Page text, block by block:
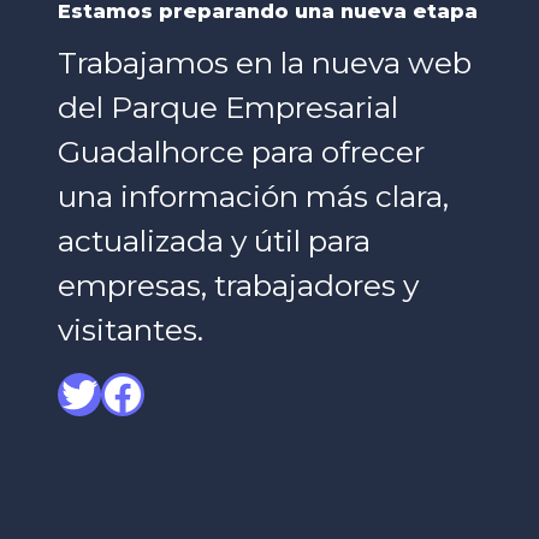
Estamos preparando una nueva etapa
Trabajamos en la nueva web
del Parque Empresarial
Guadalhorce para ofrecer
una información más clara,
actualizada y útil para
empresas, trabajadores y
visitantes.
Twitter
Facebook